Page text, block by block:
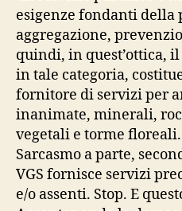
esigenze fondanti della
aggregazione,
quindi, in quest’ottica,
in tale categoria,
fornitore di servizi per
inanimate, minerali,
vegetali e torme floreali.
Sarcasmo a parte,
VGS fornisce servizi
e/o assenti. Stop. E